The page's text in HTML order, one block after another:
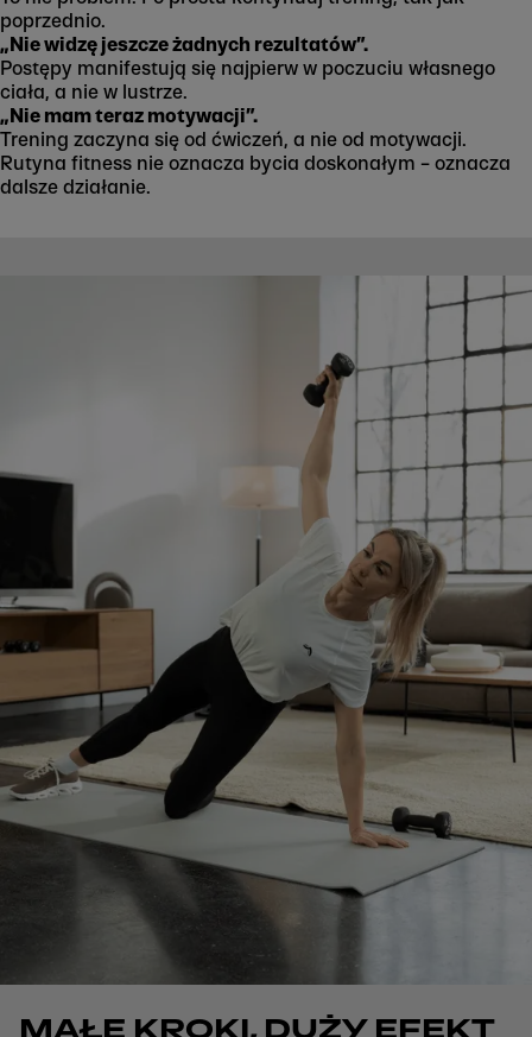
poprzednio.
„Nie widzę jeszcze żadnych rezultatów”.
Postępy manifestują się najpierw w poczuciu własnego
ciała, a nie w lustrze.
„Nie mam teraz motywacji”.
Trening zaczyna się od ćwiczeń, a nie od motywacji.
Rutyna fitness nie oznacza bycia doskonałym – oznacza
dalsze działanie.
MAŁE KROKI, DUŻY EFEKT